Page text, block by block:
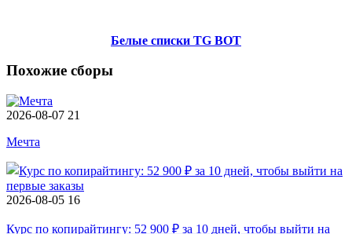
Белые списки TG BOT
Похожие сборы
2026-08-07 21
Мечта
2026-08-05 16
Курс по копирайтингу: 52 900 ₽ за 10 дней, чтобы выйти на